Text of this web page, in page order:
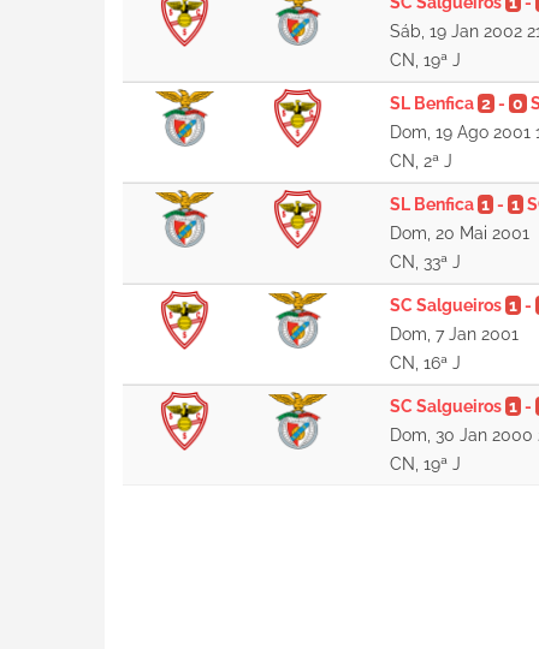
Sáb, 19 Jan 2002
CN, 19ª J
SL Benfica 2- 0
Dom, 19 Ago 2001
CN, 2ª J
SL Benfica 1- 1
Dom, 20 Mai 2001
CN, 33ª J
SC Salgueiros 1-
Dom, 7 Jan 2001
CN, 16ª J
SC Salgueiros 1-
Dom, 30 Jan 2000
CN, 19ª J